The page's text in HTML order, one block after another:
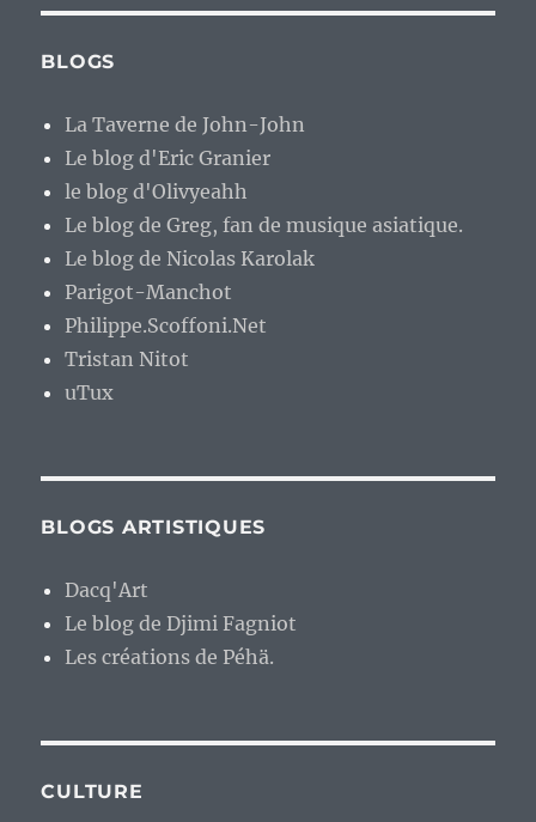
BLOGS
La Taverne de John-John
Le blog d'Eric Granier
le blog d'Olivyeahh
Le blog de Greg, fan de musique asiatique.
Le blog de Nicolas Karolak
Parigot-Manchot
Philippe.Scoffoni.Net
Tristan Nitot
uTux
BLOGS ARTISTIQUES
Dacq'Art
Le blog de Djimi Fagniot
Les créations de Péhä.
CULTURE